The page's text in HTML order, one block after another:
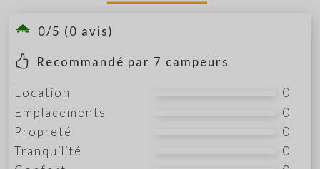
0/5 (0 avis)
Recommandé par 7 campeurs
Location
0
Emplacements
0
Propreté
0
Tranquilité
0